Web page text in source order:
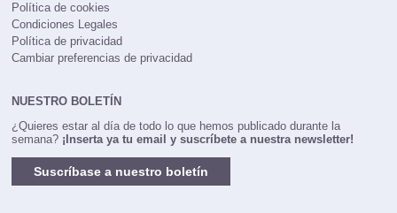
Política de cookies
Condiciones Legales
Política de privacidad
Cambiar preferencias de privacidad
NUESTRO BOLETÍN
¿Quieres estar al día de todo lo que hemos publicado durante la
semana? ¡Inserta ya tu email y suscríbete a nuestra newsletter!
Suscríbase a nuestro boletín